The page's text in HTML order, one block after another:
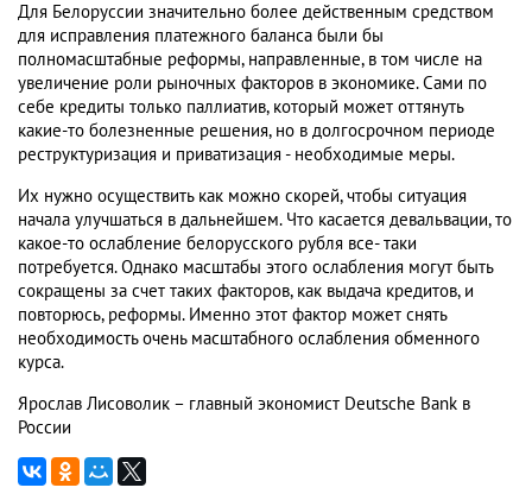
Для Белоруссии значительно более действенным средством
для исправления платежного баланса были бы
полномасштабные реформы, направленные, в том числе на
увеличение роли рыночных факторов в экономике. Сами по
себе кредиты только паллиатив, который может оттянуть
какие-то болезненные решения, но в долгосрочном периоде
реструктуризация и приватизация - необходимые меры.
Их нужно осуществить как можно скорей, чтобы ситуация
начала улучшаться в дальнейшем. Что касается девальвации, то
какое-то ослабление белорусского рубля все- таки
потребуется. Однако масштабы этого ослабления могут быть
сокращены за счет таких факторов, как выдача кредитов, и
повторюсь, реформы. Именно этот фактор может снять
необходимость очень масштабного ослабления обменного
курса.
Ярослав Лисоволик – главный экономист Deutsche Bank в
России